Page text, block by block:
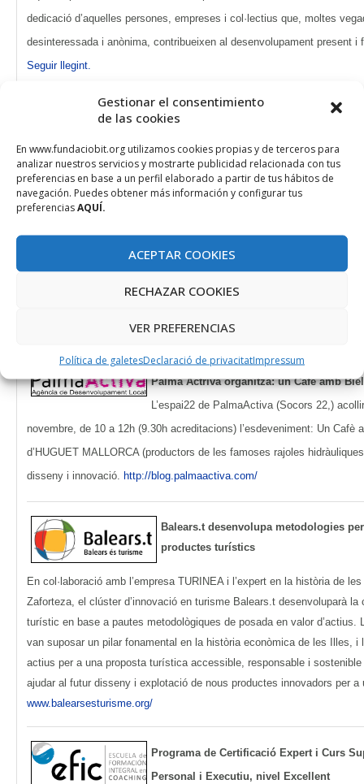
Gestionar el consentimiento
de las cookies
En www.fundaciobit.org utilizamos cookies propias y de terceros para
analizar nuestros servicios y mostrarte publicidad relacionada con tus
preferencias en base a un perfil elaborado a partir de tus hábitos de
navegación. Puedes obtener más información y configurar tus
preferenciasAQUÍ.
ACEPTAR COOKIES
RECHAZAR COOKIES
VER PREFERENCIAS
Política de galetesDeclaració de privacitatImpressum
dedicació d’aquelles persones, empreses i col·lectius que, moltes
desinteressada i anònima, contribueixen al desenvolupament present i
Seguir llegint.
Turistec
El “First International Brokerage Event” organitzat per Turistec, el
Tecnologies de la Informació i la Comunicació Aplicades al Turisme,
relacions professionals i crear sinergies entre els diferents agents del
Palma Actriva organitza: un Cafè amb
L’espai22 de PalmaActiva (Socors 22,)
novembre, de 10 a 12h (9.30h acreditacions) l’esdeveniment: Un Cafè
d’HUGUET MALLORCA (productors de les famoses rajoles
disseny i innovació. http://blog.palmaactiva.com/
Balears.t desenvolupa metodologies
productes turístics
En col·laboració amb l’empresa TURINEA i l’expert en la història de
Zaforteza, el clúster d’innovació en turisme Balears.t desenvoluparà la
turístic en base a pautes metodològiques de posada en valor d’actius.
van suposar un pilar fonamental en la història econòmica de les Illes, i
actius per a una proposta turística accessible, responsable i
ajudar al futur disseny i explotació de nous productes innovadors per a
www.balearsesturisme.org/
Programa de Certificació Expert i Curs
Personal i Executiu, nivel Excellent